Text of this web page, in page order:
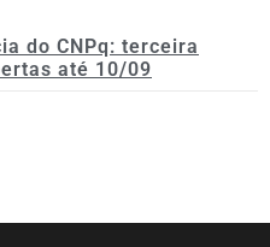
do CNPq: terceira
até 10/09